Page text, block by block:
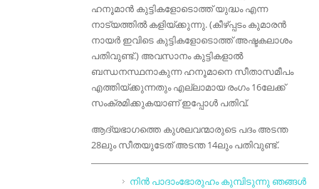
ഹനൂമാൻ കുട്ടികളോടൊത്ത് യുദ്ധം എന്ന
നാട്യത്തിൽ കളിയ്ക്കുന്നു. (കീഴ്പ്പടം കുമാരൻ
നായർ ഇവിടെ കുട്ടികളോടൊത്ത് അഷ്ടകലാശം
പതിവുണ്ട്.) അവസാനം കുട്ടികളാൽ
ബന്ധനസ്ഥനാകുന്ന ഹനൂമാനെ സീതാസമീപം
എത്തിയ്ക്കുന്നതും എല്ലാമായ രംഗം 16ലേക്ക്
സംക്രമിക്കുകയാണ് ഇപ്പോൾ പതിവ്.
ആദ്യഭാഗത്തെ കുശലവന്മാരുടെ പദം അടന്ത
28ലും സീതയുടേത് അടന്ത 14ലും പതിവുണ്ട്.
നിന്‍ പാദാംഭോരുഹം കുമ്പിടുന്നു ഞങ്ങള്‍